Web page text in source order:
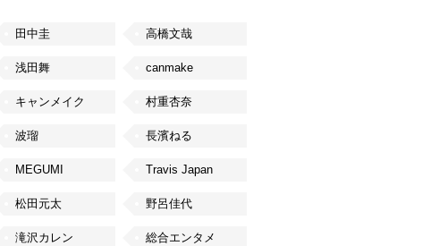
田中圭 高橋文哉
浅田舞 canmake
キャンメイク 村重杏奈
波瑠 長濱ねる
MEGUMI Travis Japan
松田元太 野呂佳代
滝沢カレン 総合エンタメ